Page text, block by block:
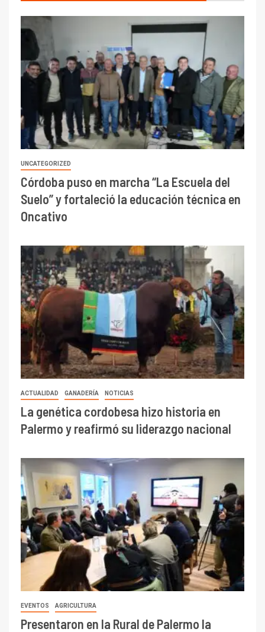
UNCATEGORIZED
Córdoba puso en marcha “La Escuela del
Suelo” y fortaleció la educación técnica en
Oncativo
ACTUALIDAD GANADERÍA NOTICIAS
La genética cordobesa hizo historia en
Palermo y reafirmó su liderazgo nacional
EVENTOS AGRICULTURA
Presentaron en la Rural de Palermo la